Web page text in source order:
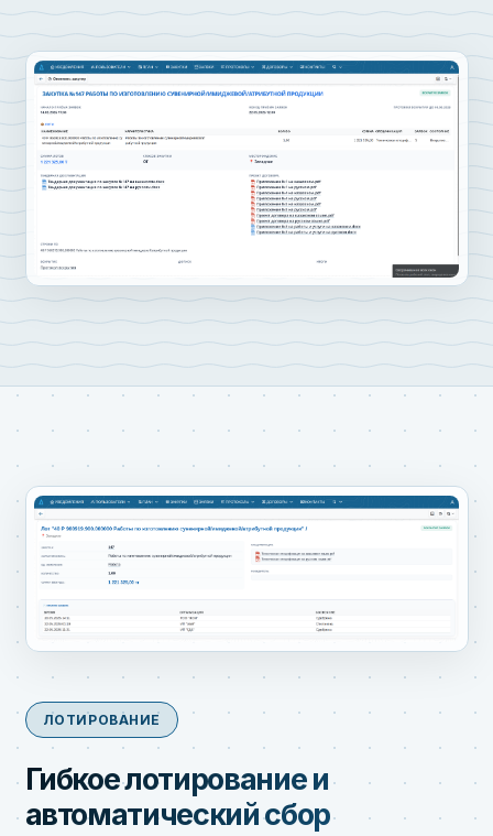
ЛОТИРОВАНИЕ
Гибкое лотирование и
автоматический сбор